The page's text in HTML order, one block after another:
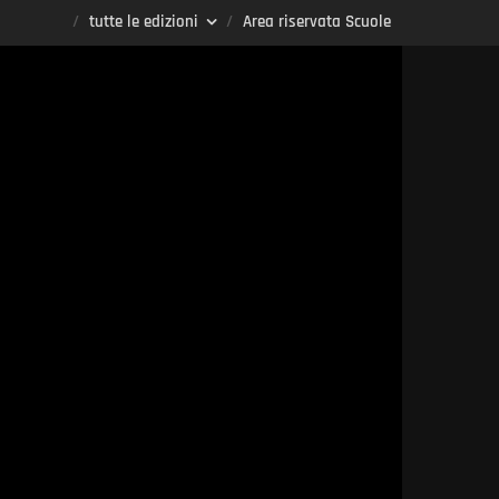
tutte le edizioni Area riservata Scuole